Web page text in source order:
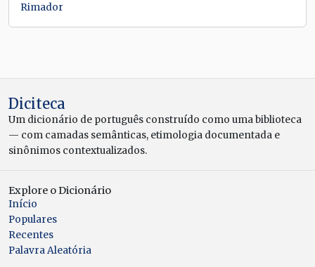
Rimador
Diciteca
Um dicionário de português construído como uma biblioteca
— com camadas semânticas, etimologia documentada e
sinônimos contextualizados.
Explore o Dicionário
Início
Populares
Recentes
Palavra Aleatória